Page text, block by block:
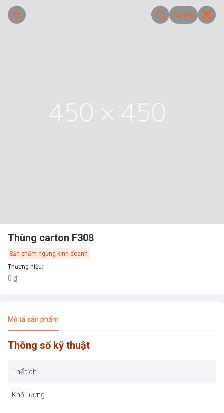
Tư vấn
Thùng carton F308
Sản phẩm ngừng kinh doanh
Thương hiệu:
0 ₫
Mô tả sản phẩm
Thông số kỹ thuật
Thể tích
Khối lượng